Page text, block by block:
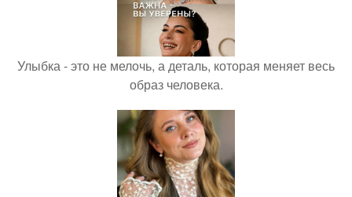
Улыбка - это не мелочь, а деталь, которая меняет весь
образ человека.